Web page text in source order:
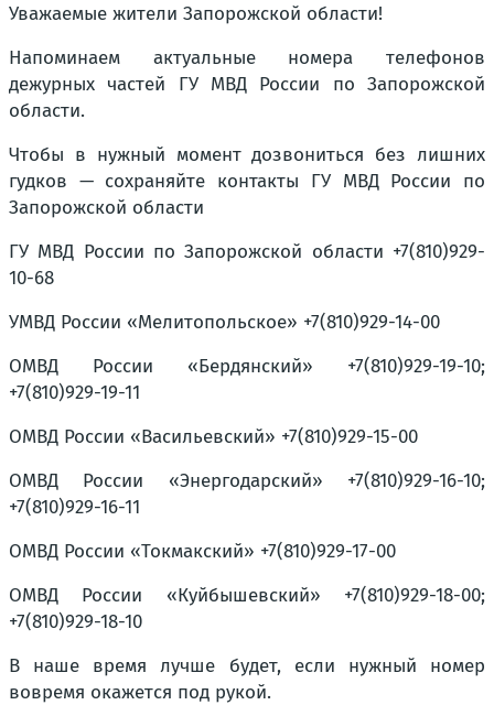
Уважаемые жители Запорожской области!
Напоминаем актуальные номера телефонов
дежурных частей ГУ МВД России по Запорожской
области.
Чтобы в нужный момент дозвониться без лишних
гудков — сохраняйте контакты ГУ МВД России по
Запорожской области
ГУ МВД России по Запорожской области +7(810)929-
10-68
УМВД России «Мелитопольское» +7(810)929-14-00
ОМВД России «Бердянский» +7(810)929-19-10;
+7(810)929-19-11
ОМВД России «Васильевский» +7(810)929-15-00
ОМВД России «Энергодарский» +7(810)929-16-10;
+7(810)929-16-11
ОМВД России «Токмакский» +7(810)929-17-00
ОМВД России «Куйбышевский» +7(810)929-18-00;
+7(810)929-18-10
В наше время лучше будет, если нужный номер
вовремя окажется под рукой.